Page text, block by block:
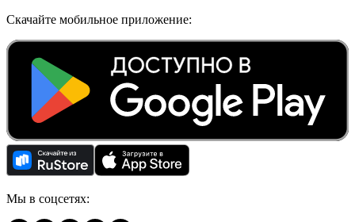
Скачайте мобильное приложение:
Мы в соцсетях: